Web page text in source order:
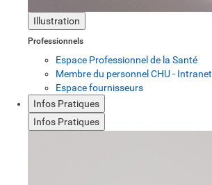
Illustration
Professionnels
Espace Professionnel de la Santé
Membre du personnel CHU - Intranet
Espace fournisseurs
Infos Pratiques
Infos Pratiques